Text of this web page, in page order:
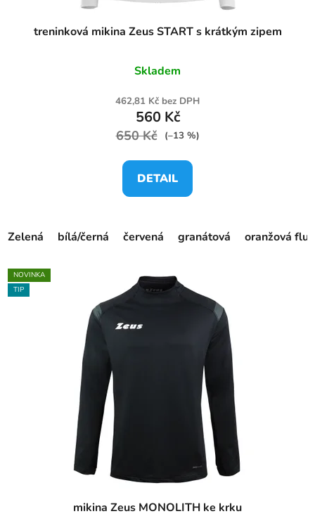
treninková mikina Zeus START s krátkým zipem
Skladem
462,81 Kč bez DPH
560 Kč
650 Kč (–13 %)
DETAIL
Zelená bílá/černá červená granátová oranžová fluo
NOVINKA
TIP
mikina Zeus MONOLITH ke krku